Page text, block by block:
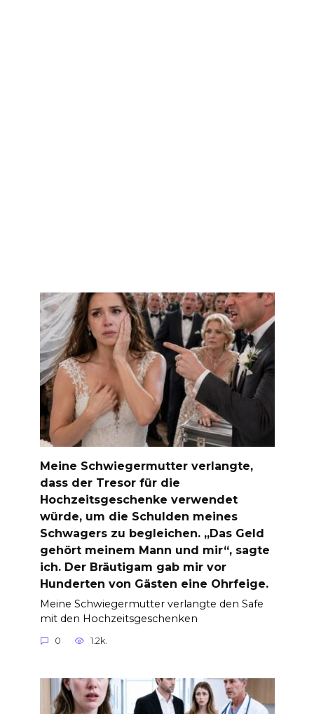
Meine Schwiegermutter verlangte,
dass der Tresor für die
Hochzeitsgeschenke verwendet
würde, um die Schulden meines
Schwagers zu begleichen. „Das Geld
gehört meinem Mann und mir“, sagte
ich. Der Bräutigam gab mir vor
Hunderten von Gästen eine Ohrfeige.
Meine Schwiegermutter verlangte den Safe
mit den Hochzeitsgeschenken
0 1.2k.